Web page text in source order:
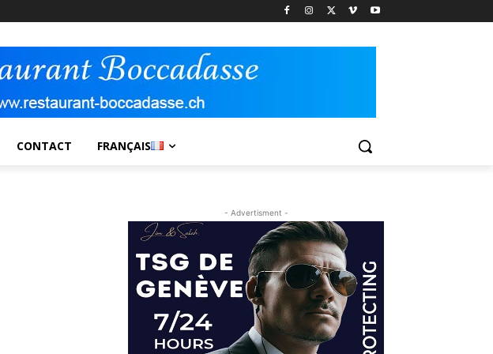
CONTACT FRANÇAIS
- Advertisment -